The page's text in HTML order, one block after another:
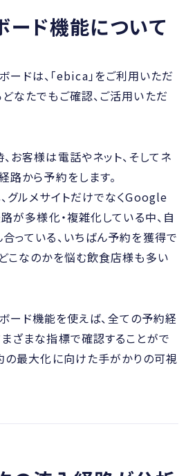
ード機能について
ードは、「ebica」をご利用いただ
なたでもご確認、ご活用いただ
お客様は電話やネット、そしてネ
路から予約をします。
グルメサイトだけでなくGoogle
が多様化・複雑化している中、自
っている、いちばん予約を獲得で
こなのかを悩む飲食店様も多い
ード機能を使えば、全ての予約経
ざまな指標で確認することがで
の最大化に向けた手がかりの可視